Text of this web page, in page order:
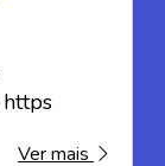
Ver mais